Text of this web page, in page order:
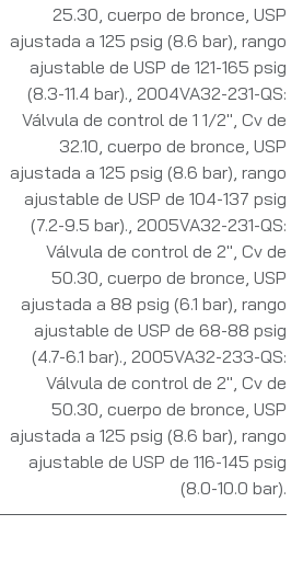
25.30, cuerpo de bronce, USP
ajustada a 125 psig (8.6 bar), rango
ajustable de USP de 121-165 psig
(8.3-11.4 bar). 2004VA32-231-QS:
Válvula de control de 1 1/2", Cv de
32.10, cuerpo de bronce, USP
ajustada a 125 psig (8.6 bar), rango
ajustable de USP de 104-137 psig
(7.2-9.5 bar). 2005VA32-231-QS:
Válvula de control de 2", Cv de
50.30, cuerpo de bronce, USP
ajustada a 88 psig (6.1 bar), rango
ajustable de USP de 68-88 psig
(4.7-6.1 bar). 2005VA32-233-QS:
Válvula de control de 2", Cv de
50.30, cuerpo de bronce, USP
ajustada a 125 psig (8.6 bar), rango
ajustable de USP de 116-145 psig
(8.0-10.0 bar).